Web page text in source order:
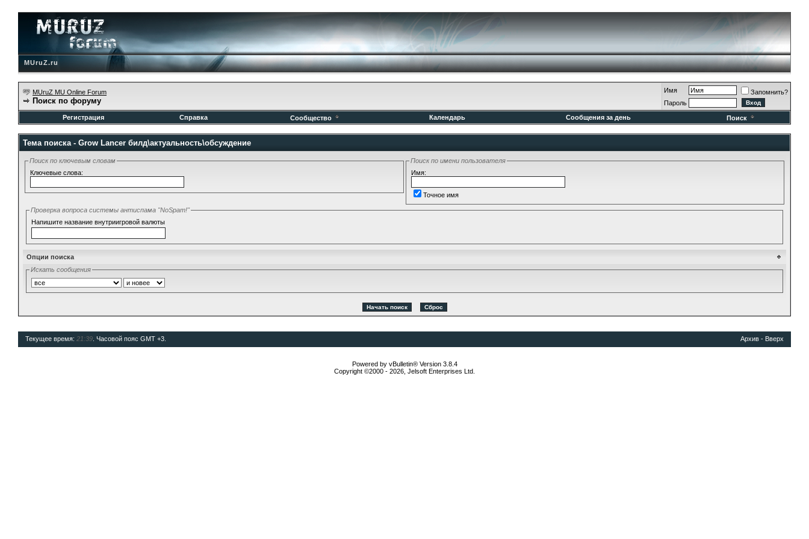
MUruZ.ru
MUruZ MU Online Forum
Поиск по форуму
Имя
Запомнить?
Пароль
Регистрация
Справка Сообщество Календарь Сообщения за день Поиск
Тема поиска - Grow Lancer билд\актуальность\обсуждение
Поиск по ключевым словам
Ключевые слова:
Поиск по имени пользователя
Имя:
Точное имя
Проверка вопроса системы антиспама "NoSpam!"
Напишите название внутриигровой валюты
Опции поиска
Искать сообщения
Текущее время: 21:39 . Часовой пояс GMT +3. Архив - Вверх
Powered by vBulletin® Version 3.8.4
Copyright ©2000 - 2026, Jelsoft Enterprises Ltd.